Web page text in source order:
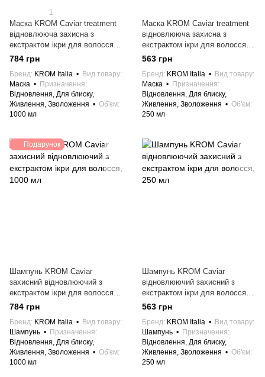
1
Маска KROM Caviar treatment
відновлююча захисна з
екстрактом ікри для волосся,
1000 мл
784 грн
Бренд KROM Italia
Вид товару
Маска
Призначення
Відновлення, Для блиску,
Живлення, Зволоження
Об'єм
1000 мл
Маска KROM Caviar treatment
відновлююча захисна з
екстрактом ікри для волосся,
250 мл
563 грн
Бренд KROM Italia
Вид товару
Маска
Призначення
Відновлення, Для блиску,
Живлення, Зволоження
Об'єм
250 мл
Подарунок
Шампунь KROM Caviar
захисний відновлюючий з
екстрактом ікри для волосся,
1000 мл
784 грн
Бренд KROM Italia
Вид товару
Шампунь
Призначення
Відновлення, Для блиску,
Живлення, Зволоження
Об'єм
1000 мл
Шампунь KROM Caviar
відновлюючий захисний з
екстрактом ікри для волосся,
250 мл
563 грн
Бренд KROM Italia
Вид товару
Шампунь
Призначення
Відновлення, Для блиску,
Живлення, Зволоження
Об'єм
250 мл